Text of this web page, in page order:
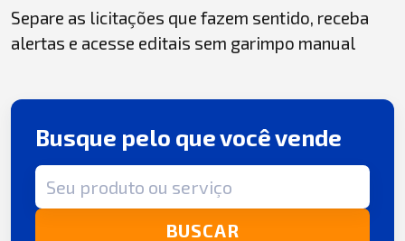
Separe as licitações que fazem sentido, receba
alertas e acesse editais sem garimpo manual
Busque pelo que você vende
Termo de busca
BUSCAR